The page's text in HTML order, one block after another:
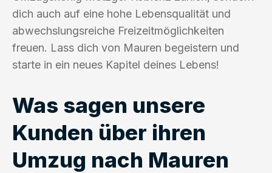
dich auch auf eine hohe Lebensqualität und
abwechslungsreiche Freizeitmöglichkeiten
freuen. Lass dich von Mauren begeistern und
starte in ein neues Kapitel deines Lebens!
Was sagen unsere
Kunden über ihren
Umzug nach Mauren